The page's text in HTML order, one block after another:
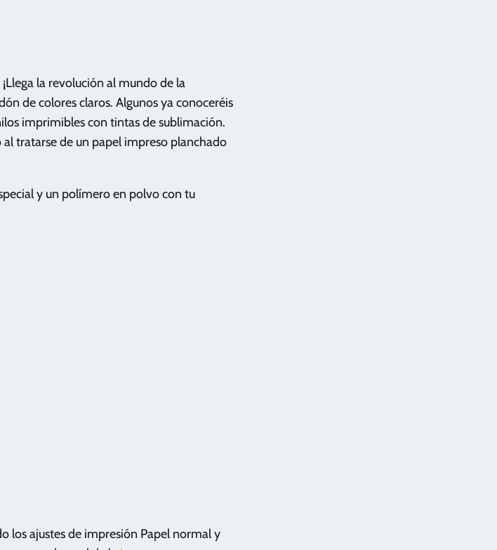
¡Llega la revolución al mundo de la
de colores claros. Algunos ya conoceréis
imprimibles con tintas de sublimación.
tratarse de un papel impreso planchado
y un polímero en polvo con tu
los ajustes de impresión Papel normal y